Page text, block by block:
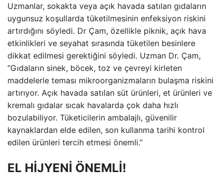
Uzmanlar, sokakta veya açık havada satılan gıdaların
uygunsuz koşullarda tüketilmesinin enfeksiyon riskini
artırdığını söyledi. Dr Çam, özellikle piknik, açık hava
etkinlikleri ve seyahat sırasında tüketilen besinlere
dikkat edilmesi gerektiğini söyledi. Uzman Dr. Çam,
“Gıdaların sinek, böcek, toz ve çevreyi kirleten
maddelerle teması mikroorganizmaların bulaşma riskini
artırıyor. Açık havada satılan süt ürünleri, et ürünleri ve
kremalı gıdalar sıcak havalarda çok daha hızlı
bozulabiliyor. Tüketicilerin ambalajlı, güvenilir
kaynaklardan elde edilen, son kullanma tarihi kontrol
edilen ürünleri tercih etmesi önemli.”
EL HİJYENİ ÖNEMLİ!